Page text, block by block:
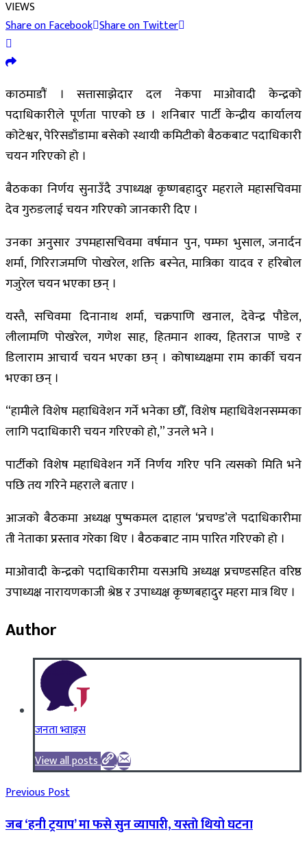
VIEWS
Share on Facebook Share on Twitter
काठमाडौं । सत्तासाझेदार दल नेकपा माओवादी केन्द्रको
पदाधिकारीले पूर्णता पाएको छ । शनिबार पार्टी केन्द्रीय कार्यालय
कोटेश्वर, पेरिसडाँडामा बसेको स्थायी कमिटीको बैठकबाट पदाधिकारी
चयन गरिएको हो ।
बैठकका निर्णय सुनाउँदै उपाध्यक्ष कृष्णबहादुर महराले महासचिवमा
देव गुरुङलाई चयन गरिएको जानकारी दिए ।
उनका अनुसार उपमहासचिवमा वर्षमान पुन, पम्फा भुसाल, जनार्दन
शर्मा, गिरिराजमणि पोखरेल, शक्ति बस्नेत, मात्रिका यादव र हरिबोल
गजुरेल चयन भएका छन् ।
यस्तै, सचिवमा दिनानाथ शर्मा, चक्रपाणि खनाल, देवेन्द्र पौडेल,
लीलामणि पोखरेल, गणेश साह, हितमान शाक्य, हितराज पाण्डे र
डिलाराम आचार्य चयन भएका छन् । कोषाध्यक्षमा राम कार्की चयन
भएका छन् ।
“हामीले विशेष महाधिवेशन गर्ने भनेका छौँ, विशेष महाधिवेशनसम्मका
लागि पदाधिकारी चयन गरिएको हो,” उनले भने ।
पार्टीको विशेष महाधिवेशन गर्ने निर्णय गरिए पनि त्यसको मिति भने
पछि तय गरिने महराले बताए ।
आजको बैठकमा अध्यक्ष पुष्पकमल दाहाल ‘प्रचण्ड’ले पदाधिकारीमा
ती नेताका प्रस्ताव गरेका थिए । बैठकबाट नाम पारित गरिएको हो ।
माओवादी केन्द्रको पदाधिकारीमा यसअघि अध्यक्ष प्रचण्डसहित वरिष्ठ
उपाध्यक्ष नारायणकाजी श्रेष्ठ र उपाध्यक्ष कृष्णबहादुर महरा मात्र थिए ।
Author
जनता भ्वाइस
View all posts
Previous Post
जब ‘हनी ट्रयाप’ मा फसे सुन व्यापारी, यस्ताे थियो घटना